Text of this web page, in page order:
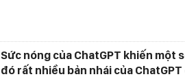
Sức nóng của ChatGPT khiến
đó rất nhiều bản nhái của